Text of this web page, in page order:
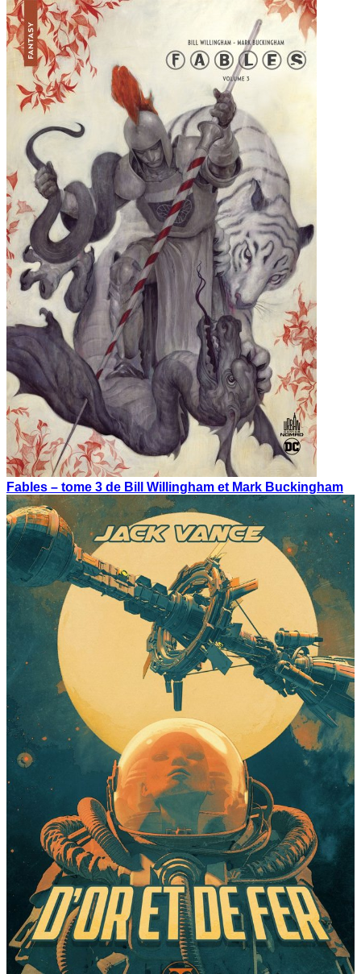
Fables – tome 3 de Bill Willingham et Mark Buckingham